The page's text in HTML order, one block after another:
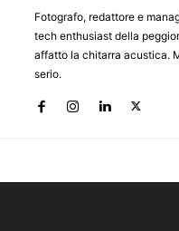
Fotografo, redattore e
tech enthusiast della
affatto la chitarra acustica.
serio.